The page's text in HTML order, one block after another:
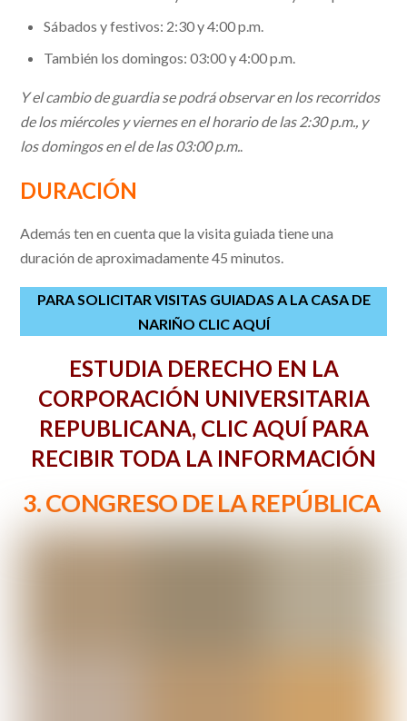
Sábados y festivos: 2:30 y 4:00 p.m.
También los domingos: 03:00 y 4:00 p.m.
Y el cambio de guardia se podrá observar en los recorridos
de los miércoles y viernes en el horario de las 2:30 p.m., y
los domingos en el de las 03:00 p.m..
DURACIÓN
Además ten en cuenta que la visita guiada tiene una
duración de aproximadamente 45 minutos.
PARA SOLICITAR VISITAS GUIADAS A LA CASA DE
NARIÑO CLIC AQUÍ
ESTUDIA DERECHO EN LA
CORPORACIÓN UNIVERSITARIA
REPUBLICANA, CLIC AQUÍ PARA
RECIBIR TODA LA INFORMACIÓN
3. CONGRESO DE LA REPÚBLICA